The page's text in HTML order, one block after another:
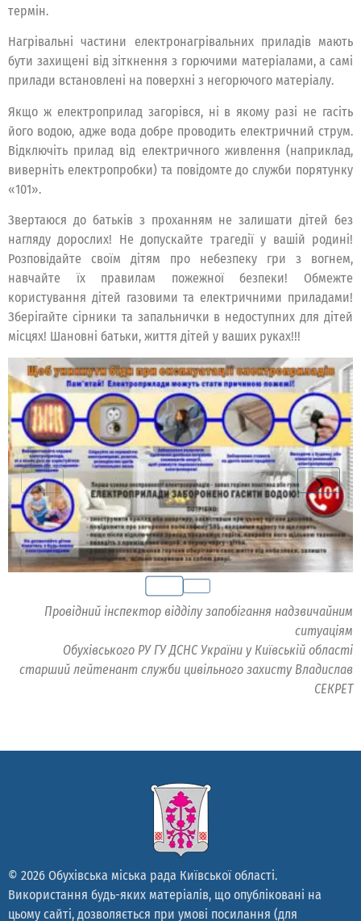
термін.
Нагрівальні частини електронагрівальних приладів мають
бути захищені від зіткнення з горючими матеріалами, а самі
прилади встановлені на поверхні з негорючого матеріалу.
Якщо ж електроприлад загорівся, ні в якому разі не гасіть
його водою, адже вода добре проводить електричний струм.
Відключіть прилад від електричного живлення (наприклад,
виверніть електропробки) та повідомте до служби порятунку
«101».
Звертаюся до батьків з проханням не залишати дітей без
нагляду дорослих! Не допускайте трагедії у вашій родині!
Розповідайте своїм дітям про небезпеку гри з вогнем,
навчайте їх правилам пожежної безпеки! Обмежте
користування дітей газовими та електричними приладами!
Зберігайте сірники та запальнички в недоступних для дітей
місцях! Шановні батьки, життя дітей у ваших руках!!!
Провідний інспектор відділу запобігання надзвичайним
ситуаціям
Обухівського РУ ГУ ДСНС України у Київській області
старший лейтенант служби цивільного захисту Владислав
СЕКРЕТ
© 2026 Обухівська міська рада Київської області.
Використання будь-яких матеріалів, що опубліковані на
цьому сайті, дозволяється при умові посилання (для